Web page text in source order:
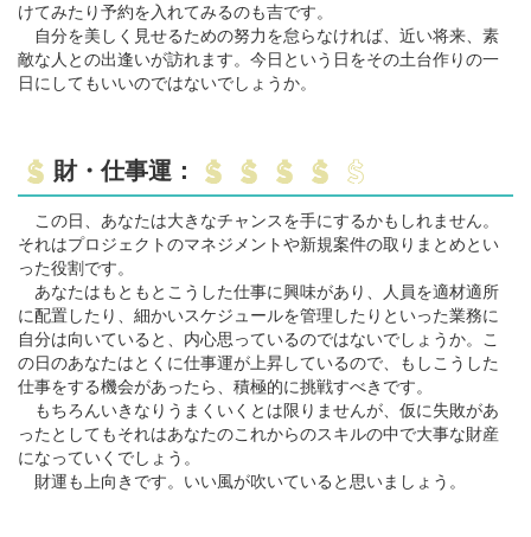
けてみたり予約を入れてみるのも吉です。
自分を美しく見せるための努力を怠らなければ、近い将来、素
敵な人との出逢いが訪れます。今日という日をその土台作りの一
日にしてもいいのではないでしょうか。
財・仕事運：
この日、あなたは大きなチャンスを手にするかもしれません。
それはプロジェクトのマネジメントや新規案件の取りまとめとい
った役割です。
あなたはもともとこうした仕事に興味があり、人員を適材適所
に配置したり、細かいスケジュールを管理したりといった業務に
自分は向いていると、内心思っているのではないでしょうか。こ
の日のあなたはとくに仕事運が上昇しているので、もしこうした
仕事をする機会があったら、積極的に挑戦すべきです。
もちろんいきなりうまくいくとは限りませんが、仮に失敗があ
ったとしてもそれはあなたのこれからのスキルの中で大事な財産
になっていくでしょう。
財運も上向きです。いい風が吹いていると思いましょう。